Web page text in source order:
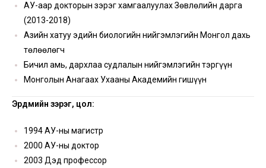
АУ-аар докторын зэрэг хамгаалуулах Зөвлөлийн дарга
(2013-2018)
Азийн хатуу эдийн биологийн нийгэмлэгийн Монгол дахь
төлөөлөгч
Бичил амь, дархлаа судлалын нийгэмлэгийн тэргүүн
Монголын Анагаах Ухааны Академийн гишүүн
Эрдмийн зэрэг, цол:
1994 АУ-ны магистр
2000 АУ-ны доктор
2003 Дэд профессор